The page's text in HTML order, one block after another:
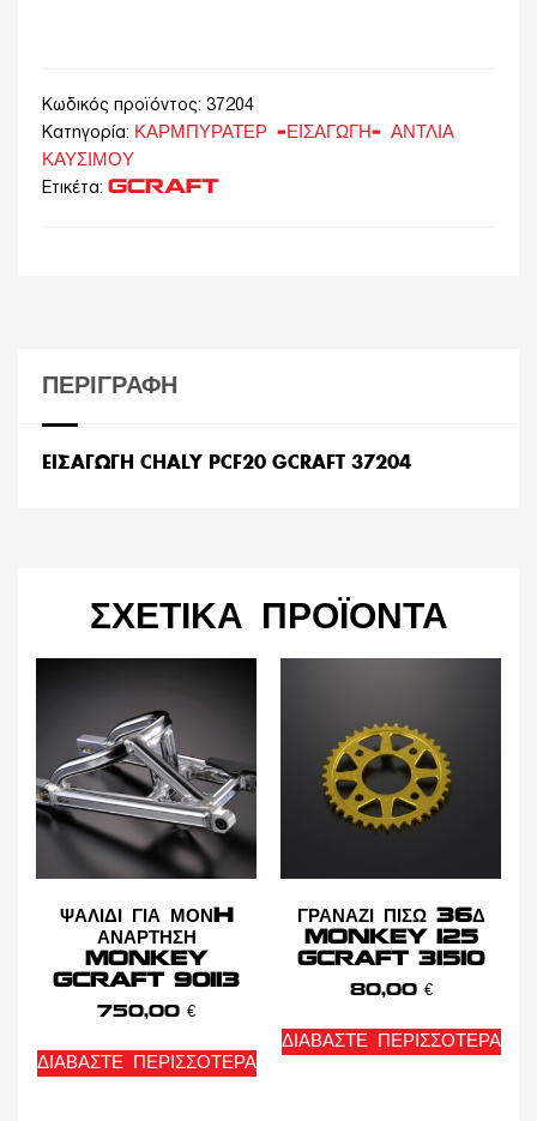
Κωδικός προϊόντος: 37204
Κατηγορία: ΚΑΡΜΠΥΡΑΤΕΡ -ΕΙΣΑΓΩΓΗ- ΑΝΤΛΙΑ
ΚΑΥΣΙΜΟΥ
Ετικέτα: GCRAFT
ΠΕΡΙΓΡΑΦΉ
ΕΙΣΑΓΩΓΗ CHALY PCF20 GCRAFT 37204
ΣΧΕΤΙΚΆ ΠΡΟΪΌΝΤΑ
ΨΑΛΙΔΙ ΓΙΑ ΜΟΝH
ΑΝΑΡΤΗΣΗ
MONKEY
GCRAFT 90113
750,00 €
ΔΙΑΒΆΣΤΕ ΠΕΡΙΣΣΌΤΕΡΑ
ΓΡΑΝΑΖΙ ΠΙΣΩ 36Δ
MONKEY 125
GCRAFT 31510
80,00 €
ΔΙΑΒΆΣΤΕ ΠΕΡΙΣΣΌΤΕΡΑ